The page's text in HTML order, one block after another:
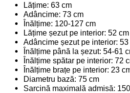
Lățime: 63 cm
Adâncime: 73 cm
Înălțime: 120-127 cm
Lățime șezut pe interior: 52 cm
Adâncime șezut pe interior: 53
Înălțime până la șezut: 54-61
Înălțime spătar pe interior: 72
Înălțime brațe pe interior: 23
Diametru bază: 75 cm
Sarcină maximală admisă: